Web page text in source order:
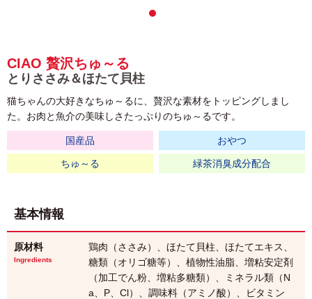
CIAO 贅沢ちゅ～る
とりささみ＆ほたて貝柱
猫ちゃんの大好きなちゅ～るに、贅沢な素材をトッピングしまし
た。お肉と魚介の美味しさたっぷりのちゅ～るです。
国産品 おやつ
ちゅ～る 緑茶消臭成分配合
基本情報
原材料
Ingredients
鶏肉（ささみ）、ほたて貝柱、ほたてエキス、
糖類（オリゴ糖等）、植物性油脂、増粘安定剤
（加工でん粉、増粘多糖類）、ミネラル類（N
a、P、Cl）、調味料（アミノ酸）、ビタミン